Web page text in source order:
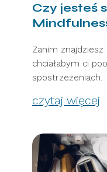
Czy jesteś
Zanim
chciałabym ci
spostrzeżeniach.
czytaj więcej